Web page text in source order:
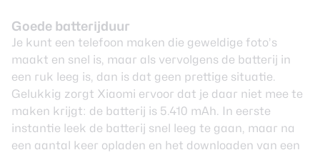
Goede batterijduur
Je kunt een telefoon maken die geweldige foto’s
maakt en snel is, maar als vervolgens de batterij in
een ruk leeg is, dan is dat geen prettige situatie.
Gelukkig zorgt Xiaomi ervoor dat je daar niet mee te
maken krijgt: de batterij is 5.410 mAh. In eerste
instantie leek de batterij snel leeg te gaan, maar na
een aantal keer opladen en het downloaden van een